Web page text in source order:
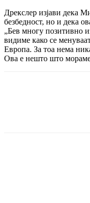
Дрекслер изјави дека
безбедност, но и дека
„Бев многу позитивно
видиме како се
Европа. За тоа нема
Ова е нешто што мораме